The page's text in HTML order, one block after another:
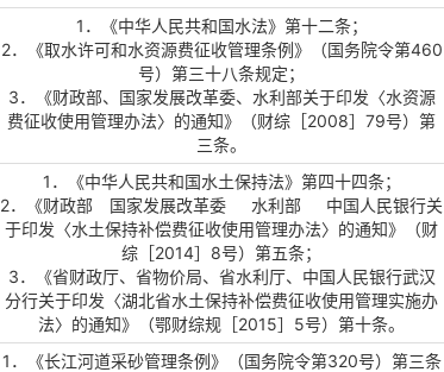
1．《中华人民共和国水法》第十二条；
2．《取水许可和水资源费征收管理条例》（国务院令第460
号）第三十八条规定；
3．《财政部、国家发展改革委、水利部关于印发〈水资源
费征收使用管理办法〉的通知》（财综［2008］79号）第
三条。
1．《中华人民共和国水土保持法》第四十四条；
2．《财政部 国家发展改革委 水利部 中国人民银行关
于印发〈水土保持补偿费征收使用管理办法〉的通知》（财
综［2014］8号）第五条；
3．《省财政厅、省物价局、省水利厅、中国人民银行武汉
分行关于印发〈湖北省水土保持补偿费征收使用管理实施办
法〉的通知》（鄂财综规［2015］5号）第十条。
1．《长江河道采砂管理条例》（国务院令第320号）第三条